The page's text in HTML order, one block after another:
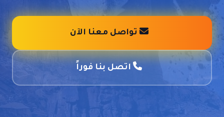
تواصل معنا الآن
اتصل بنا فوراً